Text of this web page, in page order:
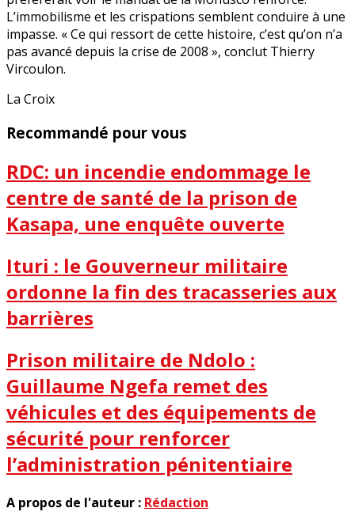
L’immobilisme et les crispations semblent conduire à une
impasse. « Ce qui ressort de cette histoire, c’est qu’on n’a
pas avancé depuis la crise de 2008 », conclut Thierry
Vircoulon.
La Croix
Recommandé pour vous
RDC: un incendie endommage le
centre de santé de la prison de
Kasapa, une enquête ouverte
Ituri : le Gouverneur militaire
ordonne la fin des tracasseries aux
barrières
Prison militaire de Ndolo :
Guillaume Ngefa remet des
véhicules et des équipements de
sécurité pour renforcer
l’administration pénitentiaire
A propos de l'auteur : Rédaction